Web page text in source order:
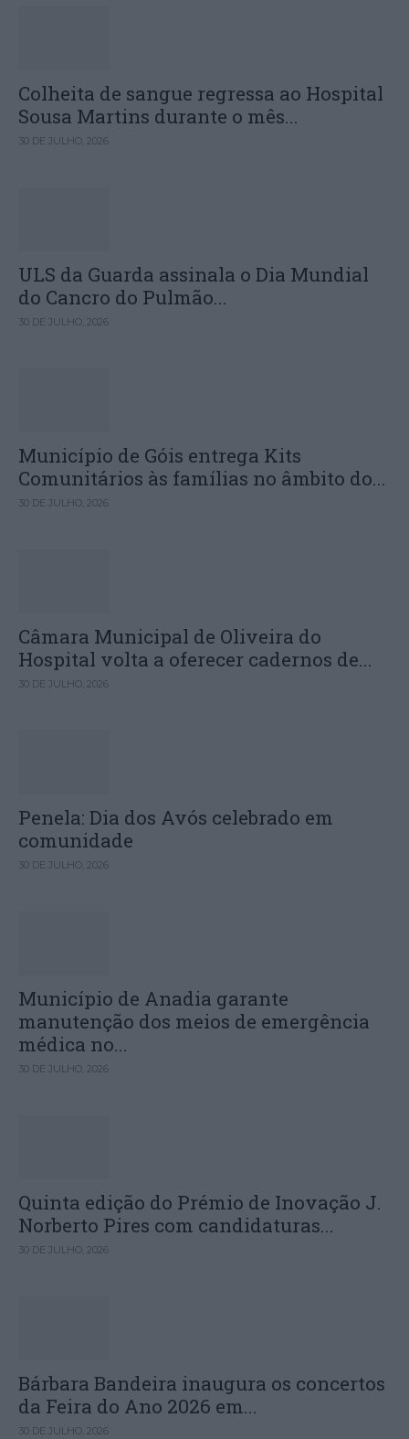
Colheita de sangue regressa ao Hospital
Sousa Martins durante o mês...
30 DE JULHO, 2026
ULS da Guarda assinala o Dia Mundial
do Cancro do Pulmão...
30 DE JULHO, 2026
Município de Góis entrega Kits
Comunitários às famílias no âmbito do...
30 DE JULHO, 2026
Câmara Municipal de Oliveira do
Hospital volta a oferecer cadernos de...
30 DE JULHO, 2026
Penela: Dia dos Avós celebrado em
comunidade
30 DE JULHO, 2026
Município de Anadia garante
manutenção dos meios de emergência
médica no...
30 DE JULHO, 2026
Quinta edição do Prémio de Inovação J.
Norberto Pires com candidaturas...
30 DE JULHO, 2026
Bárbara Bandeira inaugura os concertos
da Feira do Ano 2026 em...
30 DE JULHO, 2026